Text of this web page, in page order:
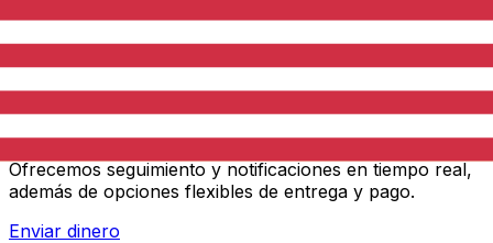
Ofrecemos seguimiento y notificaciones en tiempo real,
además de opciones flexibles de entrega y pago.
Enviar dinero